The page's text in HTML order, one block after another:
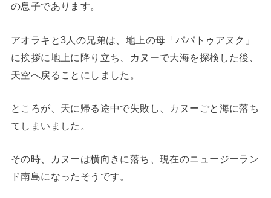
の息子であります。
アオラキと3人の兄弟は、地上の母「パパトゥアヌク」
に挨拶に地上に降り立ち、カヌーで大海を探検した後、
天空へ戻ることにしました。
ところが、天に帰る途中で失敗し、カヌーごと海に落ち
てしまいました。
その時、カヌーは横向きに落ち、現在のニュージーラン
ド南島になったそうです。